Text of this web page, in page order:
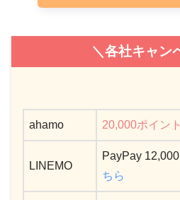
＼各社キャン
ahamo 20,000ポイン
LINEMO
PayPay
ちら